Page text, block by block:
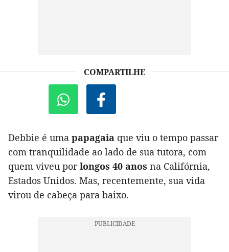
COMPARTILHE
Debbie é uma papagaia que viu o tempo passar
com tranquilidade ao lado de sua tutora, com
quem viveu porlongos 40 anos na Califórnia,
Estados Unidos. Mas, recentemente, sua vida
virou de cabeça para baixo.